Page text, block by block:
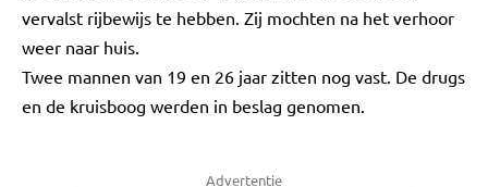
vervalst rijbewijs te hebben. Zij mochten na het verhoor
weer naar huis.
Twee mannen van 19 en 26 jaar zitten nog vast. De drugs
en de kruisboog werden in beslag genomen.
Advertentie